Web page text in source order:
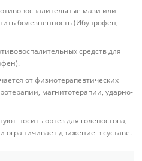
мази или
болезненность (Ибупрофен,
средств для
от физиотерапевтических
магнитотерапии, ударно-
носить ортез для голеностопа,
ограничивает движение в суставе.